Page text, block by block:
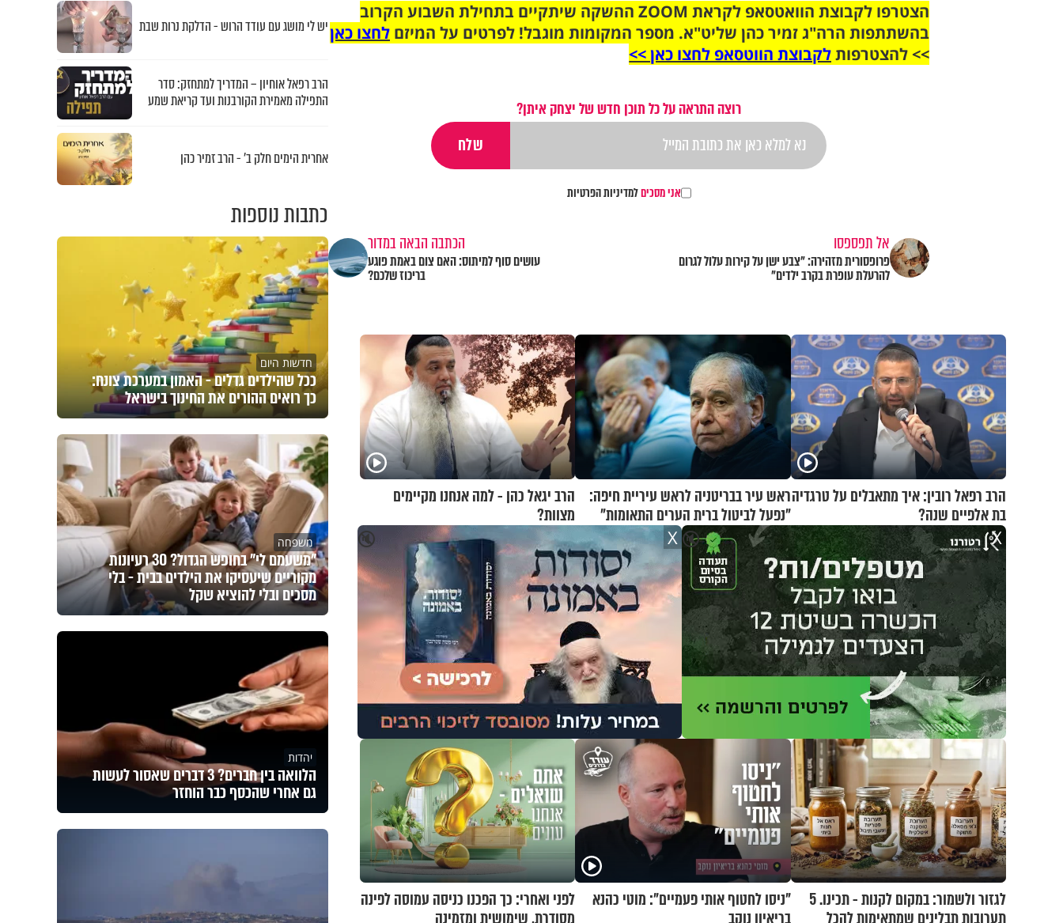
הצטרפו לקבוצת הוואטסאפ לקראת ZOOM ההשקה שיתקיים בתחילת השבוע הקרוב
בהשתתפות הרה"ג זמיר כהן שליט"א. מספר המקומות מוגבל! לפרטים על המיזם לחצו כאן
>> להצטרפותלקבוצת הווטסאפ לחצו כאן >>
רוצה התראה על כל תוכן חדש של יצחק איתן?
אני מסכיםלמדיניות הפרטיות
אל תפספסו
פרופסורית מזהירה: "צבע ישן על קירות עלול לגרום
להרעלת עופרת בקרב ילדים"
הכתבה הבאה במדור
עושים סוף למיתוס: האם צום באמת פוגע
בריכוז שלכם?
הרב רפאל רובין: איך מתאבלים על טרגדיה
בת אלפיים שנה?
ראש עיר בבריטניה לראש עיריית חיפה:
״נפעל לביטול ברית הערים התאומות״
הרב יגאל כהן - למה אנחנו מקיימים
מצוות?
🔇
X
🔇 X
לגזור ולשמור: במקום לקנות - תכינו. 5
"ניסו לחטוף אותי פעמיים": מוטי כהנא
לפני ואחרי: כך הפכנו כניסה עמוסה לפינה
יש לי מושג עם עודד הרוש - הדלקת נרות שבת
הרב רפאל אוחיון – המדריך למתחזק: סדר
התפילה מאמירת הקורבנות ועד קריאת שמע
אחרית הימים חלק ב’ - הרב זמיר כהן
כתבות נוספות
חדשות היום
ככל שהילדים גדלים - האמון במערכת צונח:
כך רואים ההורים את החינוך בישראל
משפחה
"משעמם לי" בחופש הגדול? 30 רעיונות
מקוריים שיעסיקו את הילדים בבית - בלי
מסכים ובלי להוציא שקל
יהדות
הלוואה בין חברים? 3 דברים שאסור לעשות
גם אחרי שהכסף כבר הוחזר